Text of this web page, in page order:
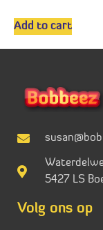
Add to cart
5427 LS
Volg ons op